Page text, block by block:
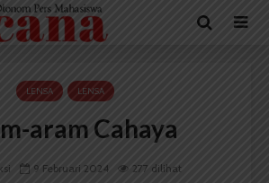
LENSA LENSA
aram Cahaya
9 Februari 2024
277 dilihat